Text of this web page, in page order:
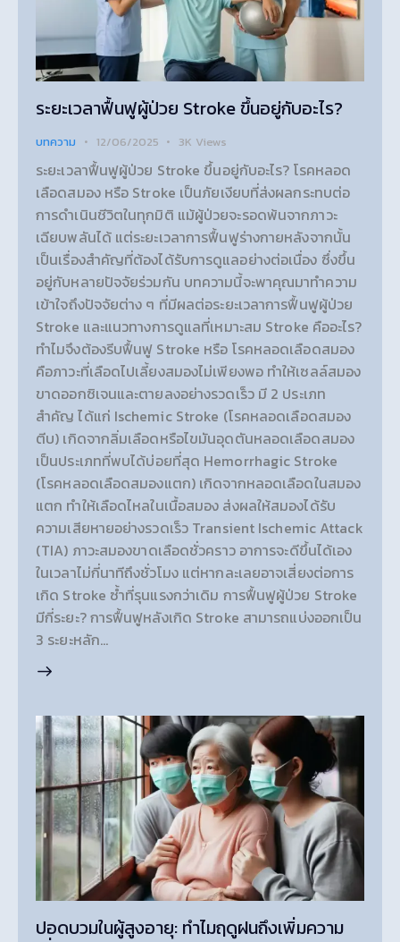
ระยะเวลาฟื้นฟูผู้ป่วย Stroke ขึ้นอยู่กับอะไร?
บทความ 12/06/2025 3K Views
ระยะเวลาฟื้นฟูผู้ป่วย Stroke ขึ้นอยู่กับอะไร? โรคหลอด
เลือดสมอง หรือ Stroke เป็นภัยเงียบที่ส่งผลกระทบต่อ
การดำเนินชีวิตในทุกมิติ แม้ผู้ป่วยจะรอดพ้นจากภาวะ
เฉียบพลันได้ แต่ระยะเวลาการฟื้นฟูร่างกายหลังจากนั้น
เป็นเรื่องสำคัญที่ต้องได้รับการดูแลอย่างต่อเนื่อง ซึ่งขึ้น
อยู่กับหลายปัจจัยร่วมกัน บทความนี้จะพาคุณมาทำความ
เข้าใจถึงปัจจัยต่าง ๆ ที่มีผลต่อระยะเวลาการฟื้นฟูผู้ป่วย
Stroke และแนวทางการดูแลที่เหมาะสม Stroke คืออะไร?
ทำไมจึงต้องรีบฟื้นฟู Stroke หรือ โรคหลอดเลือดสมอง
คือภาวะที่เลือดไปเลี้ยงสมองไม่เพียงพอ ทำให้เซลล์สมอง
ขาดออกซิเจนและตายลงอย่างรวดเร็ว มี 2 ประเภท
สำคัญ ได้แก่ Ischemic Stroke (โรคหลอดเลือดสมอง
ตีบ) เกิดจากลิ่มเลือดหรือไขมันอุดตันหลอดเลือดสมอง
เป็นประเภทที่พบได้บ่อยที่สุด Hemorrhagic Stroke
(โรคหลอดเลือดสมองแตก) เกิดจากหลอดเลือดในสมอง
แตก ทำให้เลือดไหลในเนื้อสมอง ส่งผลให้สมองได้รับ
ความเสียหายอย่างรวดเร็ว Transient Ischemic Attack
(TIA) ภาวะสมองขาดเลือดชั่วคราว อาการจะดีขึ้นได้เอง
ในเวลาไม่กี่นาทีถึงชั่วโมง แต่หากละเลยอาจเสี่ยงต่อการ
เกิด Stroke ซ้ำที่รุนแรงกว่าเดิม การฟื้นฟูผู้ป่วย Stroke
มีกี่ระยะ? การฟื้นฟูหลังเกิด Stroke สามารถแบ่งออกเป็น
3 ระยะหลัก…
ปอดบวมในผู้สูงอายุ: ทำไมฤดูฝนถึงเพิ่มความ